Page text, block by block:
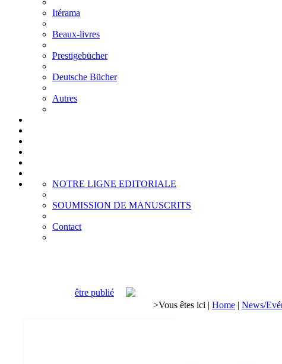
Itérama
Beaux-livres
Prestigebücher
Deutsche Bücher
Autres
NOTRE LIGNE EDITORIALE
SOUMISSION DE MANUSCRITS
Contact
être publié
>Vous êtes ici | Home | News/